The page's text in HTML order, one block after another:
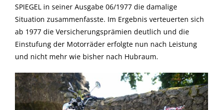
SPIEGEL in seiner Ausgabe 06/1977 die damalige
Situation zusammenfasste. Im Ergebnis verteuerten sich
ab 1977 die Versicherungsprämien deutlich und die
Einstufung der Motorräder erfolgte nun nach Leistung
und nicht mehr wie bisher nach Hubraum.